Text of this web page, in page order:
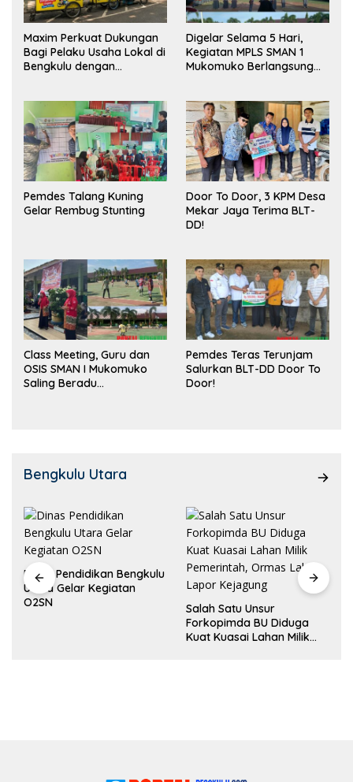
Maxim Perkuat Dukungan
Bagi Pelaku Usaha Lokal di
Bengkulu dengan
Pasar
Digelar Selama 5 Hari,
Kegiatan MPLS SMAN 1
Mukomuko Berlangsung
Pemdes Talang Kuning
Gelar Rembug Stunting
Door To Door, 3 KPM Desa
Mekar Jaya Terima BLT-
DD!
Class Meeting, Guru dan
OSIS SMAN I Mukomuko
Saling Beradu
Pemdes Teras Terunjam
Salurkan BLT-DD Door To
Door!
Bengkulu Utara
Dinas Pendidikan Bengkulu
Utara Gelar Kegiatan
O2SN
Salah Satu Unsur
Forkopimda BU Diduga
Kuat Kuasai Lahan Milik